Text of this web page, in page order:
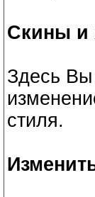
Скины и
Здесь Вы
стиля.